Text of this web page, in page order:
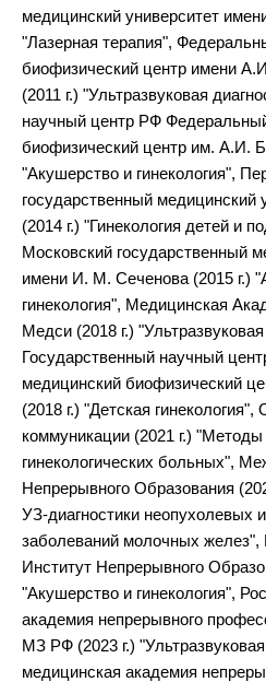
медицинский университет
"Лазерная терапия",
биофизический центр имени
(2011 г.) "Ультразвуковая
научный центр РФ
биофизический центр им. А.И.
"Акушерство и гинекология",
государственный медицинский
(2014 г.) "Гинекология детей и
Московский государственный
имени И. М. Сеченова (2015 г.)
гинекология", Медицинская
Медси (2018 г.) "Ультразвуковая
Государственный научный
медицинский биофизический
(2018 г.) "Детская
коммуникации (2021 г.)
гинекологических больных",
Непрерывного Образования
УЗ-диагностики неопухолевых
заболеваний молочных
Институт Непрерывного
"Акушерство и гинекология",
академия непрерывного
МЗ РФ (2023 г.)
медицинская академия